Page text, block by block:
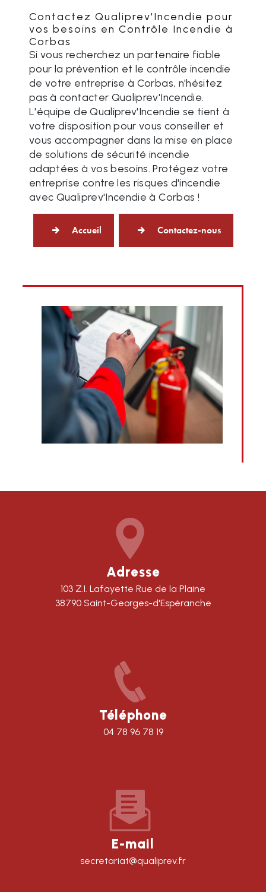
Contactez Qualiprev'Incendie pour
vos besoins en Contrôle Incendie à
Corbas
Si vous recherchez un partenaire fiable
pour la prévention et le contrôle incendie
de votre entreprise à Corbas, n'hésitez
pas à contacter Qualiprev'Incendie.
L'équipe de Qualiprev'Incendie se tient à
votre disposition pour vous conseiller et
vous accompagner dans la mise en place
de solutions de sécurité incendie
adaptées à vos besoins. Protégez votre
entreprise contre les risques d'incendie
avec Qualiprev'Incendie à Corbas !
Accueil Contactez-nous
Adresse
103 Z.I. Lafayette Rue de la Plaine
38790 Saint-Georges-d'Espéranche
Téléphone
04 78 96 78 19
E-mail
secretariat@qualiprev.fr